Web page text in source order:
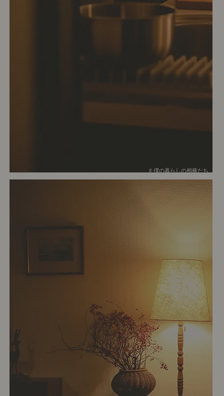
# 僕の暮らしの相棒たち